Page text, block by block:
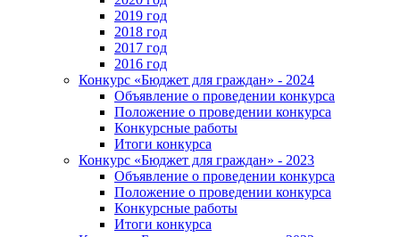
2019 год
2018 год
2017 год
2016 год
Конкурс «Бюджет для граждан» - 2024
Объявление о проведении конкурса
Положение о проведении конкурса
Конкурсные работы
Итоги конкурса
Конкурс «Бюджет для граждан» - 2023
Объявление о проведении конкурса
Положение о проведении конкурса
Конкурсные работы
Итоги конкурса